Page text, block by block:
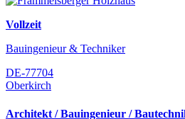
Vollzeit
Bauingenieur & Techniker
DE-77704
Oberkirch
Architekt / Bauingenieur /